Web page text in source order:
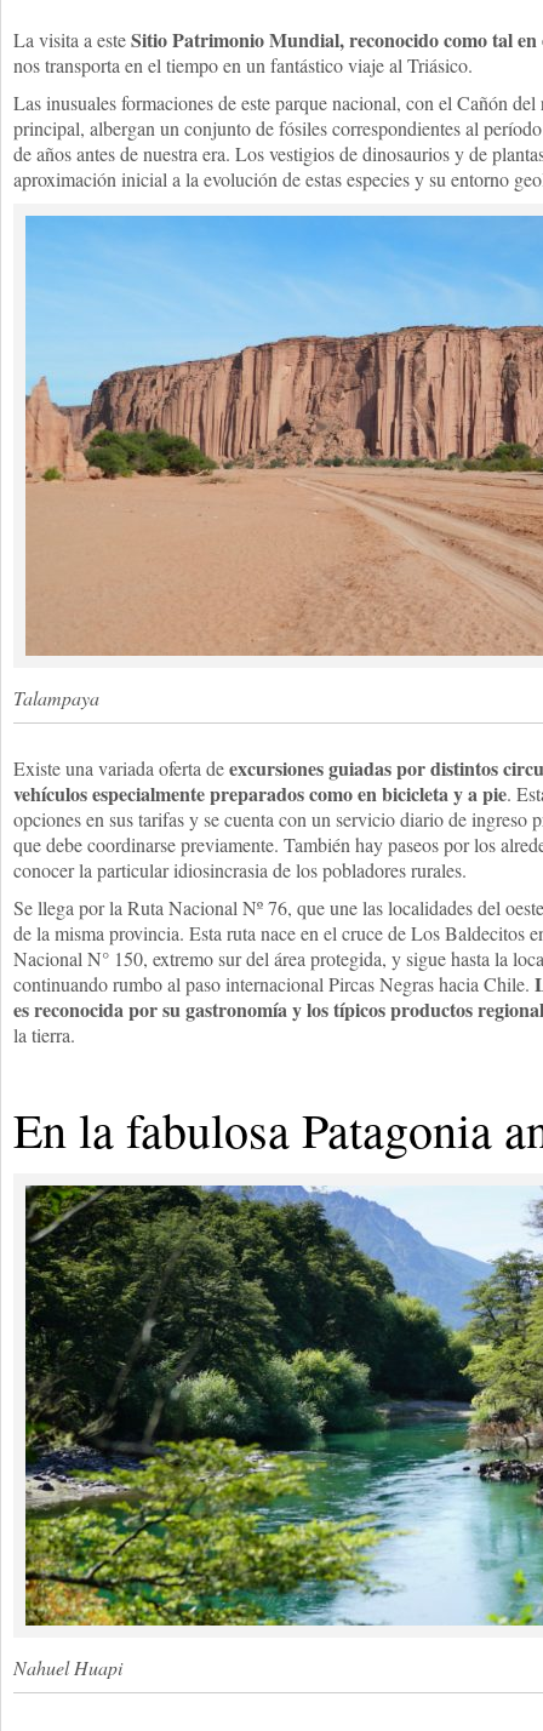
La visita a esteSitio Patrimonio Mundial, reconocido como tal
nos transporta en el tiempo en un fantástico viaje al Triásico.
Las inusuales formaciones de este parque nacional, con el Cañón
principal, albergan un conjunto de fósiles correspondientes al
de años antes de nuestra era. Los vestigios de dinosaurios y de
aproximación inicial a la evolución de estas especies y su entorno
Talampaya
Existe una variada oferta deexcursiones guiadas por distintos
vehículos especialmente preparados como en bicicleta y a pie.
opciones en sus tarifas y se cuenta con un servicio diario de ingreso
que debe coordinarse previamente. También hay paseos por los
conocer la particular idiosincrasia de los pobladores rurales.
Se llega por la Ruta Nacional Nº 76, que une las localidades del
de la misma provincia. Esta ruta nace en el cruce de Los Baldecitos
Nacional N° 150, extremo sur del área protegida, y sigue hasta la
continuando rumbo al paso internacional Pircas Negras hacia Chile.
es reconocida por su gastronomía y los típicos productos
la tierra.
En la fabulosa Patagonia
Nahuel Huapi